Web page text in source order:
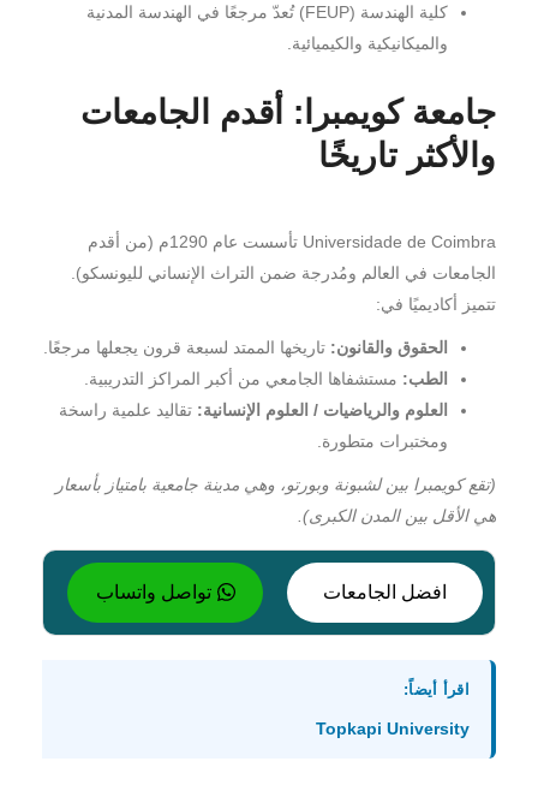
كلية الهندسة (FEUP) تُعدّ مرجعًا في الهندسة المدنية
والميكانيكية والكيميائية.
جامعة كويمبرا: أقدم الجامعات
والأكثر تاريخًا
Universidade de Coimbra تأسست عام 1290م (من أقدم
الجامعات في العالم ومُدرجة ضمن التراث الإنساني لليونسكو).
تتميز أكاديميًا في:
الحقوق والقانون: تاريخها الممتد لسبعة قرون يجعلها مرجعًا.
الطب: مستشفاها الجامعي من أكبر المراكز التدريبية.
العلوم والرياضيات / العلوم الإنسانية: تقاليد علمية راسخة
ومختبرات متطورة.
(تقع كويمبرا بين لشبونة وبورتو، وهي مدينة جامعية بامتياز بأسعار
هي الأقل بين المدن الكبرى).
افضل الجامعات تواصل واتساب
اقرأ أيضاً:
Topkapi University